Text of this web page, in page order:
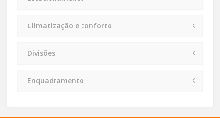
Climatização e conforto
Divisões
Enquadramento